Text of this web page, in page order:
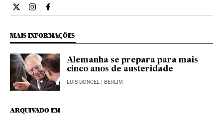
Opiniao El País Brasil en Twitter
Opiniao El País Brasil en Instagram
Opiniao El País Brasil en Facebook
MAIS INFORMAÇÕES
Alemanha se prepara para mais
cinco anos de austeridade
LUIS DONCEL | BERLIM
ARQUIVADO EM